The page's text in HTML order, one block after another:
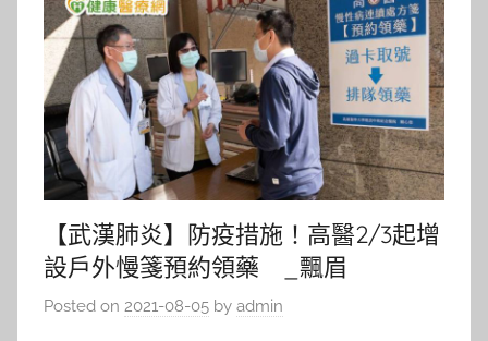
【武漢肺炎】防疫措施！高醫2/3起增
設戶外慢箋預約領藥 _飄眉
Posted on 2021-08-05 by admin